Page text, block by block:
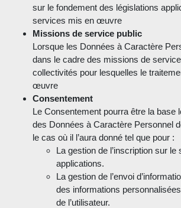
sur le fondement des législations
services mis en œuvre
Missions de service public
Lorsque les Données à Caractère
dans le cadre des missions de
collectivités pour lesquelles le
œuvre
Consentement
Le Consentement pourra être la base
des Données à Caractère Personnel
le cas où il l’aura donné tel que pour :
La gestion de l’inscription sur le
applications.
La gestion de l’envoi
des informations
de l’utilisateur.